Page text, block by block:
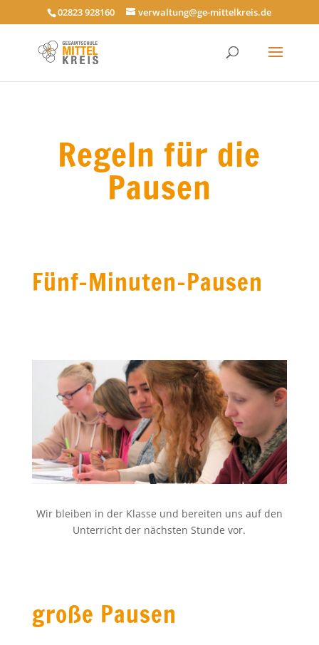
02823 928160 verwaltung@ge-mittelkreis.de
Regeln für die
Pausen
Fünf-Minuten-Pausen
Wir bleiben in der Klasse und bereiten uns auf den
Unterricht der nächsten Stunde vor.
große Pausen